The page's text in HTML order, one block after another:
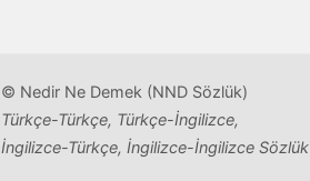
© Nedir Ne Demek (NND Sözlük)
Türkçe-Türkçe, Türkçe-İngilizce,
İngilizce-Türkçe, İngilizce-İngilizce Sözlük